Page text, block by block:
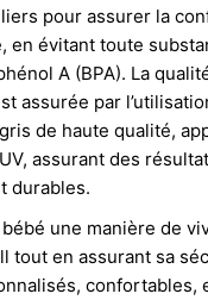
pour assurer la
en évitant toute
A (BPA). La
assurée par
de haute qualité,
assurant des
durables.
une manière de
tout en assurant sa
confortables,